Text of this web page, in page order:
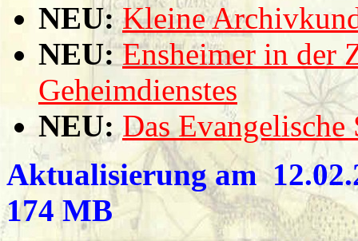
NEU:Kleine
NEU:Ensheimer in der
Geheimdienstes
NEU: Das
Aktualisierung am
174 MB